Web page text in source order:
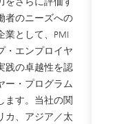
さらに評価す
者のニーズへの
業として、PMI
・エンプロイヤ
践の卓越性を認
ー・プログラム
ます。当社の関
カ、アジア／太